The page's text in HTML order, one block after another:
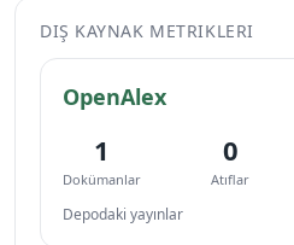
DIŞ KAYNAK METRIKLERI
OpenAlex
1
Dokümanlar
0
Atıflar
Depodaki yayınlar